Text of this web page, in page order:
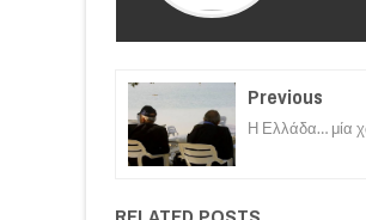
Previous
Η Ελλάδα… μία